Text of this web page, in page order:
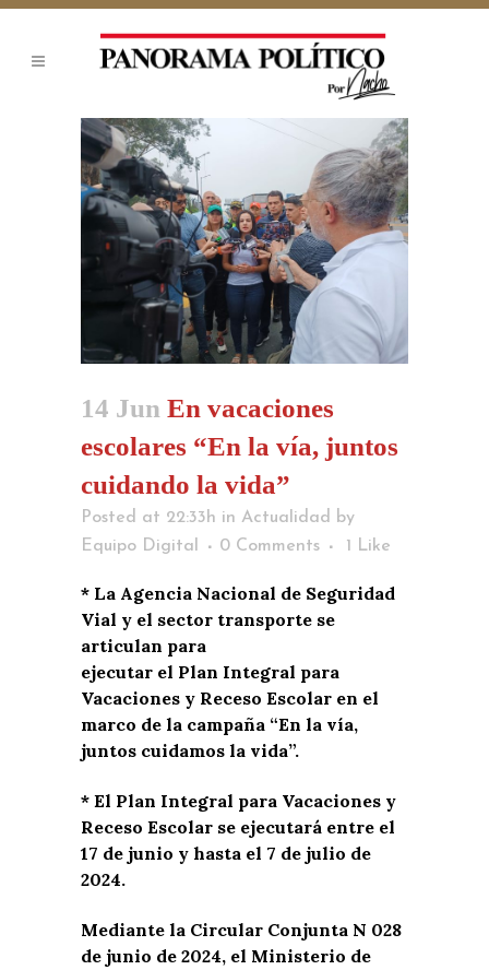
14 Jun En vacaciones
escolares “En la vía, juntos
cuidando la vida”
Posted at 22:33h in Actualidad
by
Equipo Digital
0 Comments 1 Like
* La Agencia Nacional de Seguridad
Vial y el sector transporte se
articulan para
ejecutar el Plan Integral para
Vacaciones y Receso Escolar en el
marco de la campaña “En la vía,
juntos cuidamos la vida”.
* El Plan Integral para Vacaciones y
Receso Escolar se ejecutará entre el
17 de junio y hasta el 7 de julio de
2024.
Mediante la Circular Conjunta N 028
de junio de 2024, el Ministerio de